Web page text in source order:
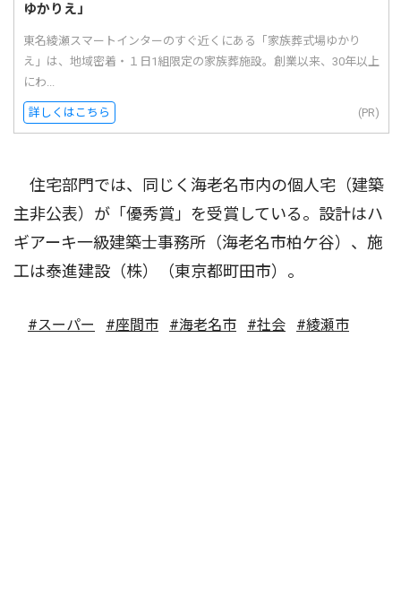
ゆかりえ」
東名綾瀬スマートインターのすぐ近くにある「家族葬式場ゆかり
え」は、地域密着・１日1組限定の家族葬施設。創業以来、30年以上
にわ...
詳しくはこちら (PR)
住宅部門では、同じく海老名市内の個人宅（建築
主非公表）が「優秀賞」を受賞している。設計はハ
ギアーキ一級建築士事務所（海老名市柏ケ谷）、施
工は泰進建設（株）（東京都町田市）。
#スーパー #座間市 #海老名市 #社会 #綾瀬市